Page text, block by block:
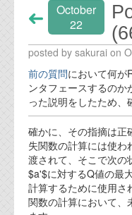
会社案内
会社概要
代表ご挨拶
オフィス
実績
ブログ
October
22
posted by sakurai on
前の質問において何が
ンタフェースするの
った説明をしたため、
確かに、その指摘は正
失関数の計算には使
渡されて、そこで次の
$a'$に対するQ値の最
計算するために使用さ
関数の計算において、